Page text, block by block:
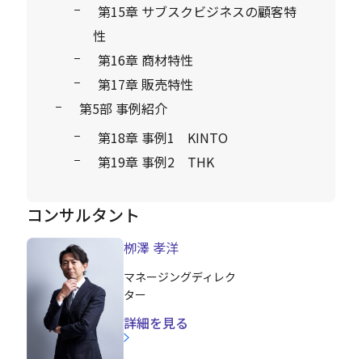
第15章 サブスクビジネスの顧客特
性
第16章 商材特性
第17章 販売特性
第5部 事例紹介
第18章 事例1 KINTO
第19章 事例2 THK
コンサルタント
栁澤 孝洋
マネージングディレク
ター
詳細を見る